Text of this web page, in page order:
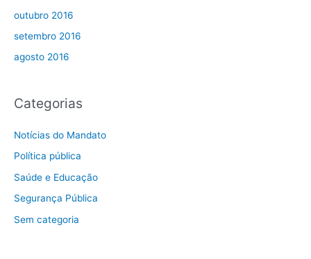
outubro 2016
setembro 2016
agosto 2016
Categorias
Notícias do Mandato
Política pública
Saúde e Educação
Segurança Pública
Sem categoria